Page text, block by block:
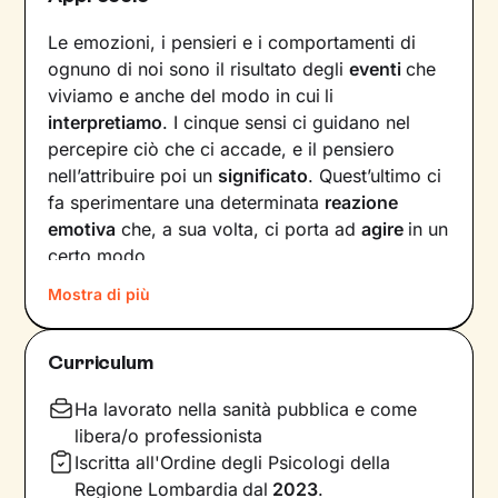
Le emozioni, i pensieri e i comportamenti di
ognuno di noi sono il risultato deglieventiche
viviamo e anche del modo in cui li
interpretiamo. I cinque sensi ci guidano nel
percepire ciò che ci accade, e il pensiero
nell’attribuire poi un significato. Quest’ultimo ci
fa sperimentare una determinata reazione
emotiva che, a sua volta, ci porta adagire in un
certo modo.
Col passare del tempo possono crearsi circoli
virtuosi ma anche viziosi, che ci allontanano dal
benessere e dalla persona che vorremmo
andando aintervenire su pensieri e
comportamentiin modo da innescare un
cambiamento positivo.
Mostra di più
Curriculum
Ha lavorato nella sanità pubblica e come
libera/o professionista
Iscritta all'Ordine degli Psicologi della
Regione Lombardia dal 2023.